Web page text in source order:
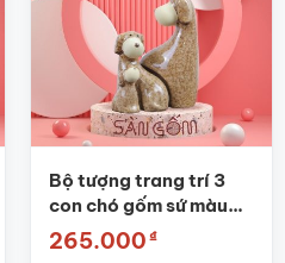
Bộ tượng trang trí 3
con chó gốm sứ màu
nâu SG-TT25
265.000 ₫